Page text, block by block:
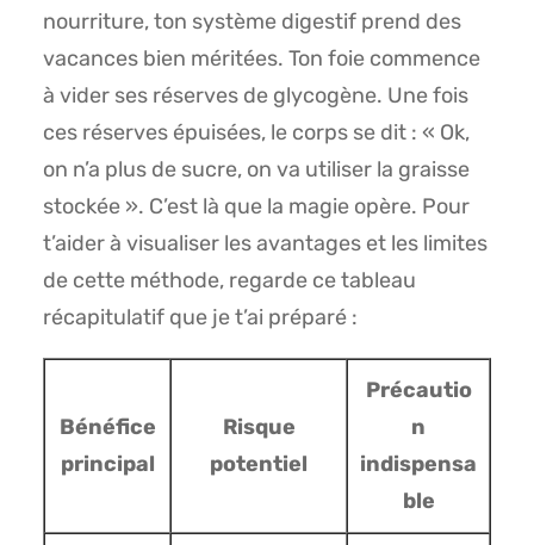
nourriture, ton système digestif prend des
vacances bien méritées. Ton foie commence
à vider ses réserves de glycogène. Une fois
ces réserves épuisées, le corps se dit : « Ok,
on n’a plus de sucre, on va utiliser la graisse
stockée ». C’est là que la magie opère. Pour
t’aider à visualiser les avantages et les limites
de cette méthode, regarde ce tableau
récapitulatif que je t’ai préparé :
Bénéfice
principal
Risque
potentiel
Précautio
n
indispensa
ble